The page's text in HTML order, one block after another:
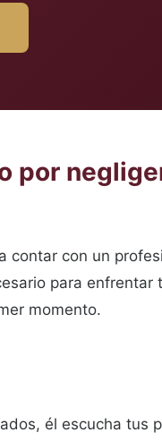
por
contar con un
para enfrentar
momento.
él escucha tus